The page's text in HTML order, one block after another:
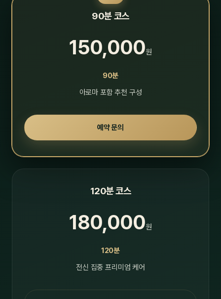
90분 코스
150,000원
90분
아로마 포함 추천 구성
예약 문의
120분 코스
180,000원
120분
전신 집중 프리미엄 케어